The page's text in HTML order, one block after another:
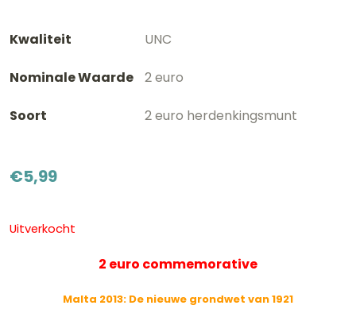
Kwaliteit UNC
Nominale Waarde 2 euro
Soort 2 euro herdenkingsmunt
€5,99
Uitverkocht
2 euro commemorative
Malta 2013: De nieuwe grondwet van 1921